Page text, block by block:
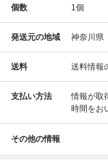
個数 1個
発送元の地域 神奈川県
送料 送料情報
支払い方法
情報が取
時間をお
その他の情報